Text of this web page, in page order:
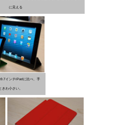
に見える
インチiPadに比べ、手
わ小さい。